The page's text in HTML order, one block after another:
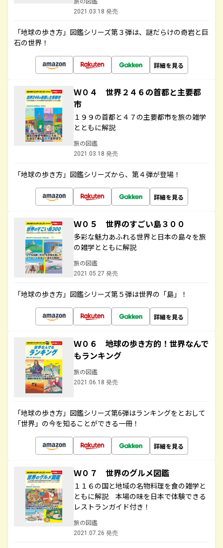
2021.03.18 発売
「地球の歩き方」図鑑シリーズ第３弾は、謎だらけの奇岩と巨
石の世界！
詳細を見る
Ｗ０４ 世界２４６の首都と主要都
市
１９９の首都と４７の主要都市を旅の雑学
とともに解説
旅の図鑑
2021.03.18 発売
「地球の歩き方」図鑑シリーズから、第４弾が登場！
詳細を見る
Ｗ０５ 世界のすごい島３００
多彩な魅力あふれる世界と日本の島々を旅
の雑学とともに解説
旅の図鑑
2021.05.27 発売
「地球の歩き方」図鑑シリーズ第５弾は世界の「島」！
詳細を見る
Ｗ０６ 地球の歩き方的！世界なんで
もランキング
旅の図鑑
2021.06.18 発売
「地球の歩き方」図鑑シリーズ第6弾はランキングをとおして
「世界」の今を知ることができる一冊！
詳細を見る
Ｗ０７ 世界のグルメ図鑑
１１６の国と地域の名物料理を食の雑学と
ともに解説 本場の味を日本で体験できる
レストランガイド付き！
旅の図鑑
2021.07.26 発売